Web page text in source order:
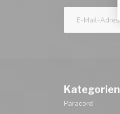
Kategorien
Paracord